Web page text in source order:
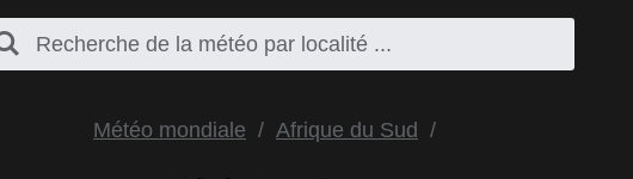
Météo mondiale Afrique du Sud